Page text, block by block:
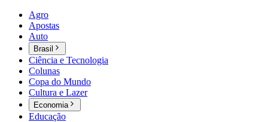
Agro
Apostas
Auto
Brasil
Ciência e Tecnologia
Colunas
Copa do Mundo
Cultura e Lazer
Economia
Educação